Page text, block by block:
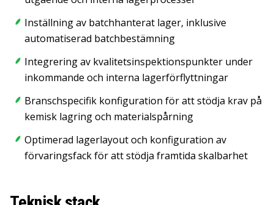
Inställning av batchhanterat lager, inklusive
automatiserad batchbestämning
Integrering av kvalitetsinspektionspunkter under
inkommande och interna lagerförflyttningar
Branschspecifik konfiguration för att stödja krav på
kemisk lagring och materialspårning
Optimerad lagerlayout och konfiguration av
förvaringsfack för att stödja framtida skalbarhet